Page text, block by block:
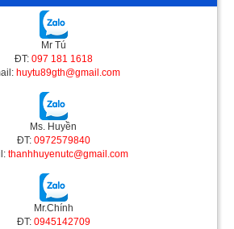
Mr Tú
ĐT: 097 181 1618
huytu89gth@gmail.com
Ms. Huyền
ĐT: 0972579840
thanhhuyenutc@gmail.com
Mr.Chính
ĐT: 0945142709